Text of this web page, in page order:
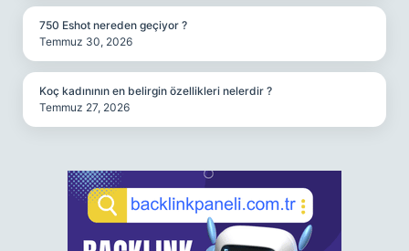
750 Eshot nereden geçiyor ?
Temmuz 30, 2026
Koç kadınının en belirgin özellikleri nelerdir ?
Temmuz 27, 2026